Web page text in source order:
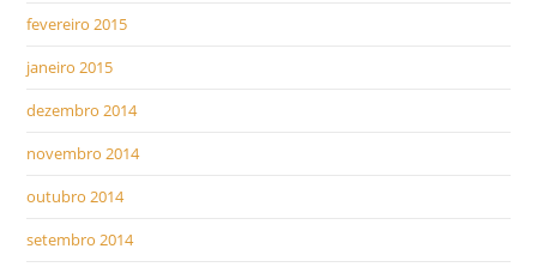
fevereiro 2015
janeiro 2015
dezembro 2014
novembro 2014
outubro 2014
setembro 2014